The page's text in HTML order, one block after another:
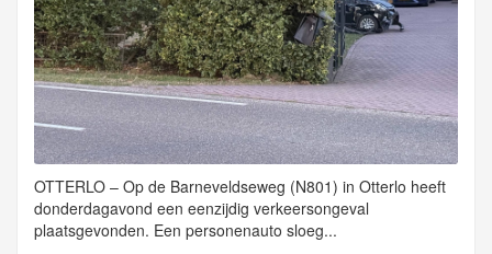
OTTERLO – Op de Barneveldseweg (N801) in Otterlo heeft
donderdagavond een eenzijdig verkeersongeval
plaatsgevonden. Een personenauto sloeg...